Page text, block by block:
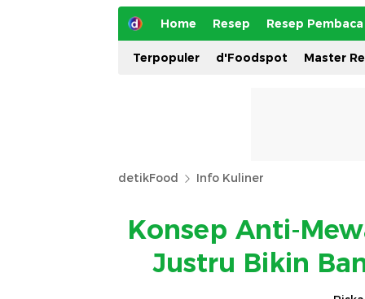
Home Resep Resep Pembaca
Terpopuler d'Foodspot Master
detikFood Info Kuliner
Konsep Anti-
Justru Bikin